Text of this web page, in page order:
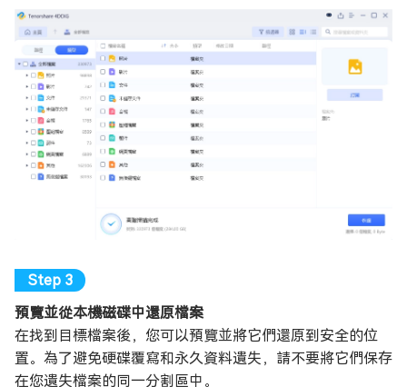
預覽並從本機磁碟中還原檔案
在找到目標檔案後，您可以預覽並將它們還原到安全的位
置。為了避免硬碟覆寫和永久資料遺失，請不要將它們保存
在您遺失檔案的同一分割區中。